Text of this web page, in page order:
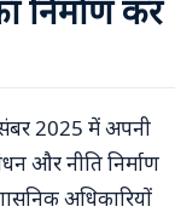
निर्माण कर
2025 में अपनी
और नीति निर्माण
अधिकारियों